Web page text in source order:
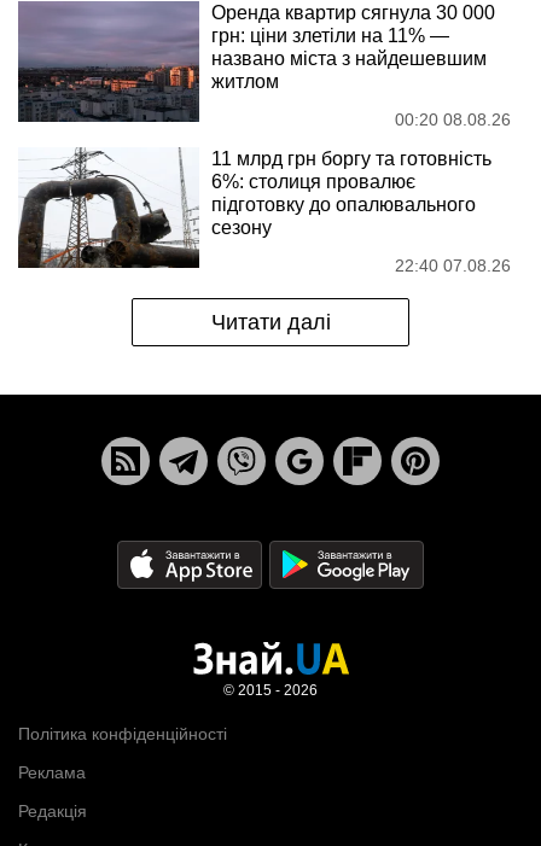
Оренда квартир сягнула 30 000
грн: ціни злетіли на 11% —
названо міста з найдешевшим
житлом
00:20 08.08.26
11 млрд грн боргу та готовність
6%: столиця провалює
підготовку до опалювального
сезону
22:40 07.08.26
Читати далі
Політика конфіденційності
Реклама
Редакція
© 2015 - 2026